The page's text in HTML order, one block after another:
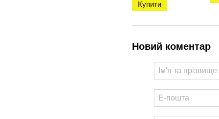
Купити
Новий коментар